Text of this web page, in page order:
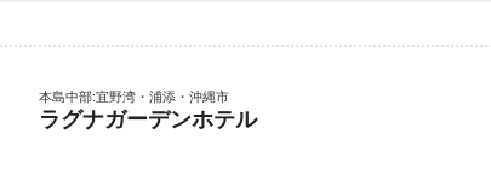
本島中部:宜野湾・浦添・沖縄市
ラグナガーデンホテル